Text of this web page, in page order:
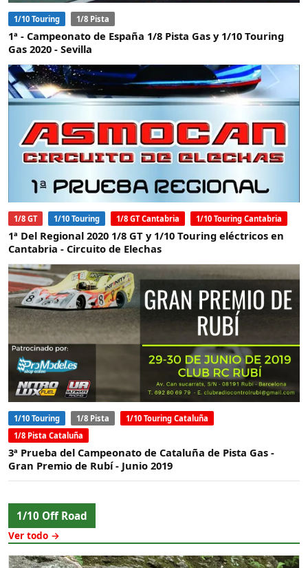
1/10 Touring 1/8 Pista
1ª - Campeonato de España 1/8 Pista Gas y 1/10 Touring
Gas 2020 - Sevilla
1/8 GT 1/10 Touring 1/8 GT Cantabria 1/10 Touring Cantabria
1ª Del Regional 2020 1/8 GT y 1/10 Touring eléctricos en
Cantabria - Circuito de Elechas
1/10 Touring 1/8 Pista
1/10 Touring Cataluña
1/8 Pista Cataluña
3ª Prueba del Campeonato de Cataluña de Pista Gas -
Gran Premio de Rubí - Junio 2019
1/10 Off Road
Ver todo →